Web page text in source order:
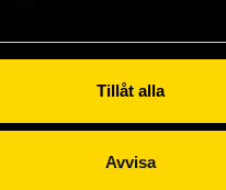
Tillåt alla
Avvisa